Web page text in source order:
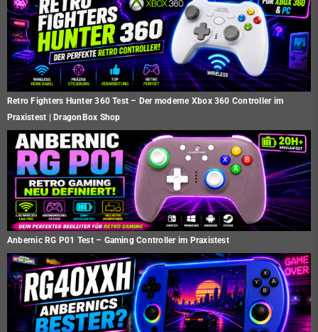
Retro Fighters Hunter 360 Test – Der moderne Xbox 360 Controller im
Praxistest | DragonBox Shop
Anbernic RG P01 Test – Gaming Controller im Praxistest